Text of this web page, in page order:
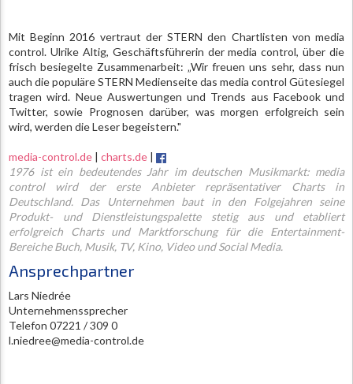
Mit Beginn 2016 vertraut der STERN den Chartlisten von media
control. Ulrike Altig, Geschäftsführerin der media control, über die
frisch besiegelte Zusammenarbeit: „Wir freuen uns sehr, dass nun
auch die populäre STERN Medienseite das media control Gütesiegel
tragen wird. Neue Auswertungen und Trends aus Facebook und
Twitter, sowie Prognosen darüber, was morgen erfolgreich sein
wird, werden die Leser begeistern."
media-control.de | charts.de |
1976 ist ein bedeutendes Jahr im deutschen Musikmarkt: media
control wird der erste Anbieter repräsentativer Charts in
Deutschland. Das Unternehmen baut in den Folgejahren seine
Produkt- und Dienstleistungspalette stetig aus und etabliert
erfolgreich Charts und Marktforschung für die Entertainment-
Bereiche Buch, Musik, TV, Kino, Video und Social Media.
Ansprechpartner
Lars Niedrée
Unternehmenssprecher
Telefon 07221 / 309 0
l.niedree@media-control.de